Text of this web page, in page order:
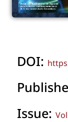
DOI:
Issue: